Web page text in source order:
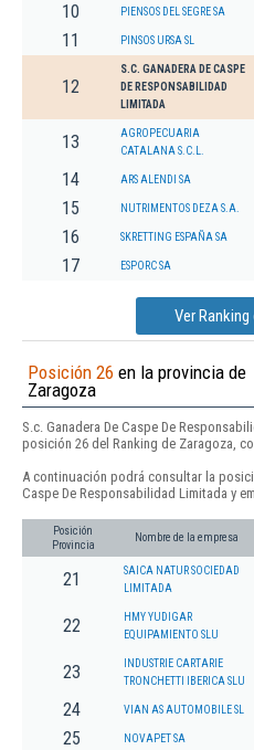
10 PIENSOS DEL SEGRE SA
11 PINSOS URSA SL
12
S.C. GANADERA DE CASPE
DE RESPONSABILIDAD
LIMITADA
13
AGROPECUARIA
CATALANA S.C.L.
14 ARS ALENDI SA
15 NUTRIMENTOS DEZA S.A.
16 SKRETTING ESPAÑA SA
17 ESPORC SA
Ver Ranking
Posición 26 en la provincia de
Zaragoza
S.c. Ganadera De Caspe De
posición 26 del Ranking de Zaragoza,
A continuación podrá consultar la
Caspe De Responsabilidad Limitada y
Posición
Provincia
Nombre de la empresa
21
SAICA NATUR SOCIEDAD
LIMITADA
22
HMY YUDIGAR
EQUIPAMIENTO SLU
23
INDUSTRIE CARTARIE
TRONCHETTI IBERICA SLU
24 VIAN AS AUTOMOBILE SL
25 NOVAPET SA